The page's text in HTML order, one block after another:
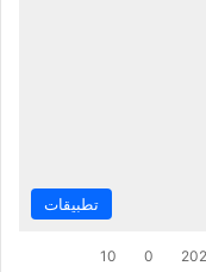
تطبيقات
0
10